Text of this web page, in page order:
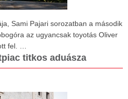
Sami Pajari sorozatban a második
az ugyancsak toyotás Oliver
fel. …
titkos aduásza